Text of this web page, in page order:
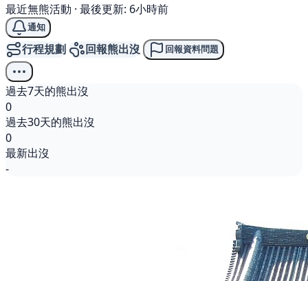
最近無熊活動 · 最後更新: 6小時前
通知
行程規劃 回報熊出沒 回報資料問題
過去7天的熊出沒
0
過去30天的熊出沒
0
最新出沒
-